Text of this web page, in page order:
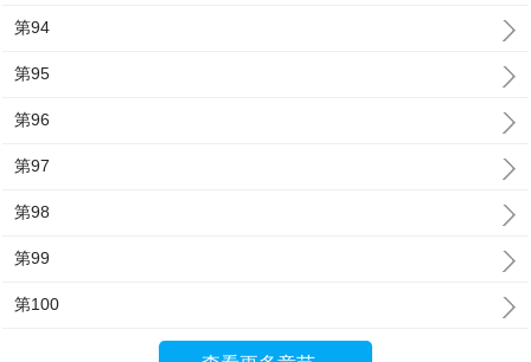
第94
第95
第96
第97
第98
第99
第100